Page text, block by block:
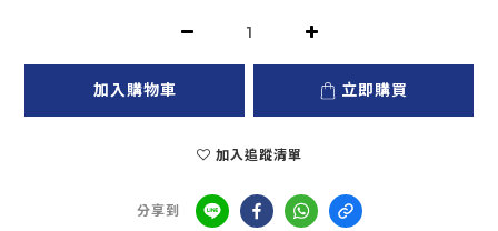
加入購物車 立即購買
加入追蹤清單
分享到